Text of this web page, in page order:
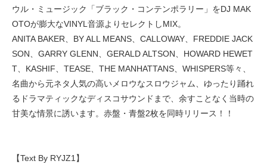
ウル・ミュージック「ブラック・コンテンポラリー」をDJ MAK
OTOが膨大なVINYL音源よりセレクトしMIX。
ANITA BAKER、BY ALL MEANS、CALLOWAY、FREDDIE JACK
SON、GARRY GLENN、GERALD ALTSON、HOWARD HEWET
T、KASHIF、TEASE、THE MANHATTANS、WHISPERS等々、
名曲から元ネタ人気の高いメロウなスロウジャム、ゆったり踊れ
るドラマティックなディスコサウンドまで、余すことなく当時の
甘美な情景に誘います。赤盤・青盤2枚を同時リリース！！
【Text By RYJZ1】